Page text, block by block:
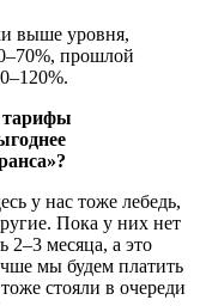
выше уровня,
прошлой
тарифы
у нас тоже лебедь,
Пока у них нет
месяца, а это
мы будем платить
стояли в очереди